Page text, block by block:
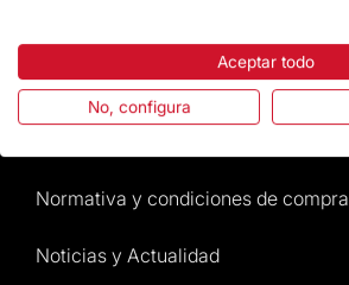
Preguntas frecuentes
Normativa y condiciones de compra
Noticias y Actualidad
Aceptar todo
No, configura